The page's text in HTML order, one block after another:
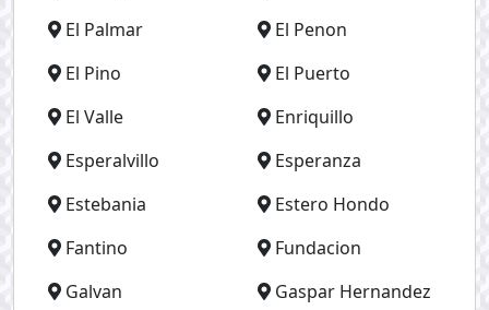
El Palmar
El Penon
El Pino
El Puerto
El Valle
Enriquillo
Esperalvillo
Esperanza
Estebania
Estero Hondo
Fantino
Fundacion
Galvan
Gaspar Hernandez